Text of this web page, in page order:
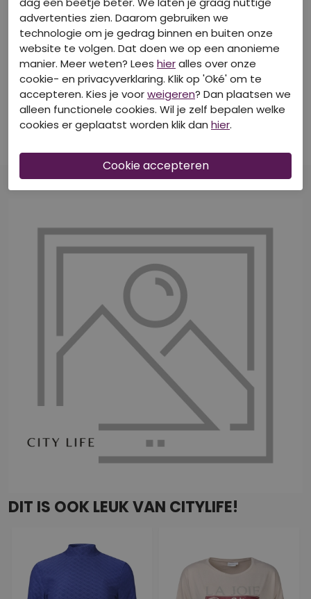
40-50-60% korting
CITYLIFE
Z10617/602023 ARMY
Korte Broeken
€ 14,99
40-50-60% korting
CITYLIFE
Z10519/CX30147 taupe
Korte Broeken
€ 14,99
DIT IS OOK LEUK VAN CITYLIFE!
advertenties zien. Daarom gebruiken we
technologie om je gedrag binnen en buiten onze
website te volgen. Dat doen we op een anonieme
manier. Meer weten? Lees hieralles over onze
cookie- en privacyverklaring. Klik op 'Oké' om te
accepteren. Kies je voorweigeren? Dan plaatsen we
alleen functionele cookies. Wil je zelf bepalen welke
cookies er geplaatst worden klik dan hier.